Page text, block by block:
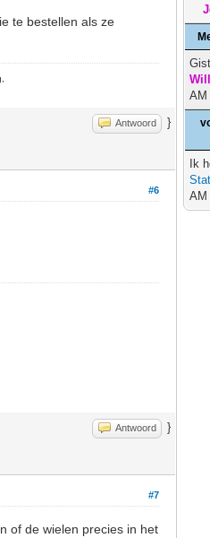
te bestellen als ze
Antwoord }
#6
Antwoord }
#7
of de wielen precies in het
AM
Ik
AM